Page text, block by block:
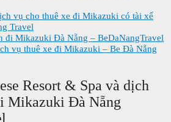
vụ cho thuê xe đi Mikazuki có tài xế
Travel
đi Mikazuki Đà Nẵng – BeDaNangTravel
vụ thuê xe đi Mikazuki – Be Đà Nẵng
Resort & Spa và dịch
Mikazuki Đà Nẵng